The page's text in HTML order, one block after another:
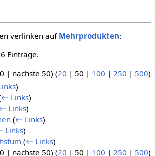
verlinken auf Mehrprodukten:
Einträge.
| nächste 50) (20 | 50 | 100 | 250 | 500)
)
← Links)
Links)
(← Links)
Links)
(← Links)
| nächste 50) (20 | 50 | 100 | 250 | 500)